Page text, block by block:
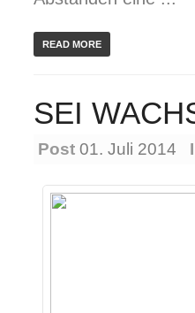
READ MORE
SEI
Post 01. Juli 2014